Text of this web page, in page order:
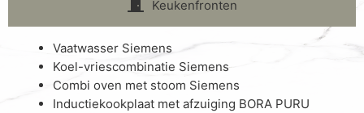
Keukenfronten
Vaatwasser Siemens
Koel-vriescombinatie Siemens
Combi oven met stoom Siemens
Inductiekookplaat met afzuiging BORA PURU